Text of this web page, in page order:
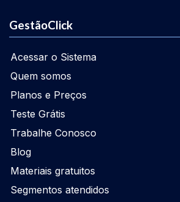
GestãoClick
Acessar o Sistema
Quem somos
Planos e Preços
Teste Grátis
Trabalhe Conosco
Blog
Materiais gratuitos
Segmentos atendidos